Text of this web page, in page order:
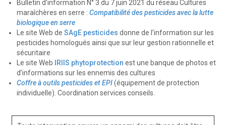
Bulletin d'information N° 3 du 7 juin 2021 du réseau Cultures
maraîchères en serre : Compatibilité des pesticides avec la lutte
biologique en serre
Le site Web de SAgE pesticides donne de l’information sur les
pesticides homologués ainsi que sur leur gestion rationnelle et
sécuritaire
Le site Web
IRIIS phytoprotection est une banque de photos et
d’informations sur les ennemis des cultures
Coffre à outils pesticides et EPI(équipement de protection
individuelle). Coordination services conseils.